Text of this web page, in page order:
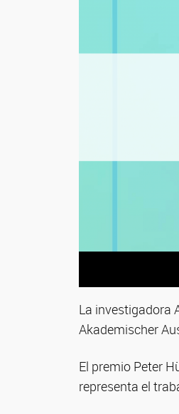
La investigadora
Akademischer
El premio Peter
representa el